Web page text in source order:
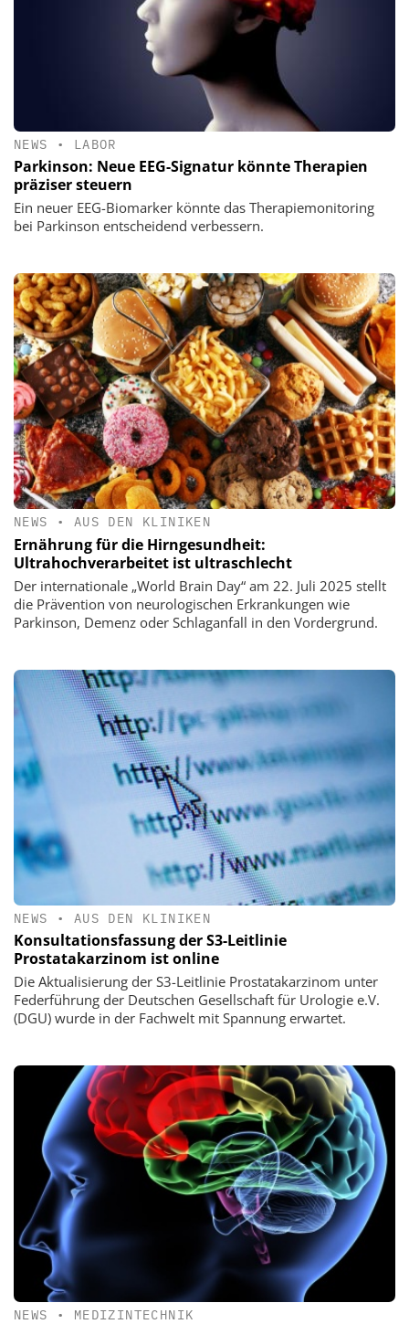
NEWS • LABOR
Parkinson: Neue EEG-Signatur könnte Therapien
präziser steuern
Ein neuer EEG-Biomarker könnte das Therapiemonitoring
bei Parkinson entscheidend verbessern.
NEWS • AUS DEN KLINIKEN
Ernährung für die Hirngesundheit:
Ultrahochverarbeitet ist ultraschlecht
Der internationale „World Brain Day“ am 22. Juli 2025 stellt
die Prävention von neurologischen Erkrankungen wie
Parkinson, Demenz oder Schlaganfall in den Vordergrund.
NEWS • AUS DEN KLINIKEN
Konsultationsfassung der S3-Leitlinie
Prostatakarzinom ist online
Die Aktualisierung der S3-Leitlinie Prostatakarzinom unter
Federführung der Deutschen Gesellschaft für Urologie e.V.
(DGU) wurde in der Fachwelt mit Spannung erwartet.
NEWS • MEDIZINTECHNIK